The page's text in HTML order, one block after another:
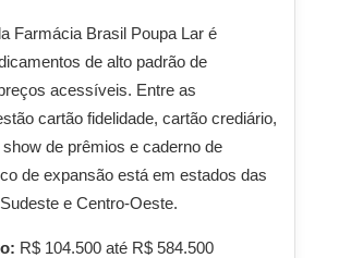
Farmácia Brasil Poupa Lar é
de alto padrão de
acessíveis. Entre as
cartão fidelidade, cartão crediário,
de prêmios e caderno de
de expansão está em estados das
e Centro-Oeste.
R$ 104.500 até R$ 584.500